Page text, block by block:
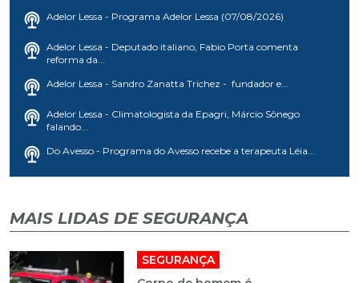
Adelor Lessa - Programa Adelor Lessa (07/08/2026)
Adelor Lessa - Deputado italiano, Fabio Porta comenta
reforma da...
Adelor Lessa - Sandro Zanatta Trichez - fundador e...
Adelor Lessa - Climatologista da Epagri, Márcio Sônego
falando...
Do Avesso - Programa do Avesso recebe a terapeuta Léia...
MAIS LIDAS DE SEGURANÇA
SEGURANÇA